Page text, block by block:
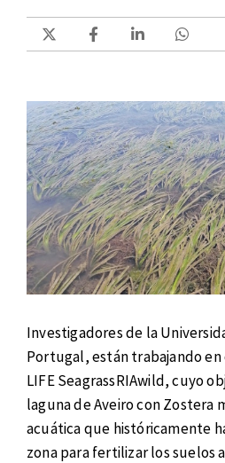
Investigadores de la
Portugal, están trabajando
LIFE SeagrassRIAwild, cuyo
laguna de Aveiro con Zostera
acuática que históricamente
zona para fertilizar los suelos